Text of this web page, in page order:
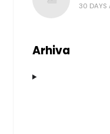
30 DAYS
Arhiva